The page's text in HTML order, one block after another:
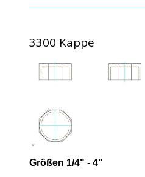
3300 Kappe
Größen 1/4" - 4"